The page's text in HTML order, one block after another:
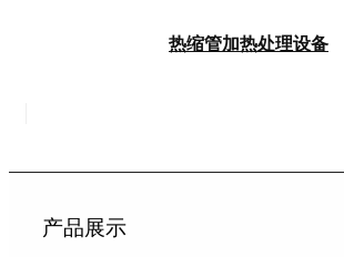
热缩管加热处理设备
产品展示